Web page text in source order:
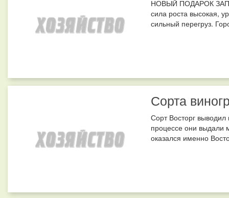
НОВЫЙ ПОДАРОК
сила роста высокая,
сильный перегруз.
Сорта
Сорт Восторг
процессе они выдали
оказался именно